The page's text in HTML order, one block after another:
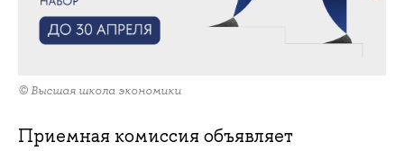
© Высшая школа экономики
Приемная комиссия объявляет